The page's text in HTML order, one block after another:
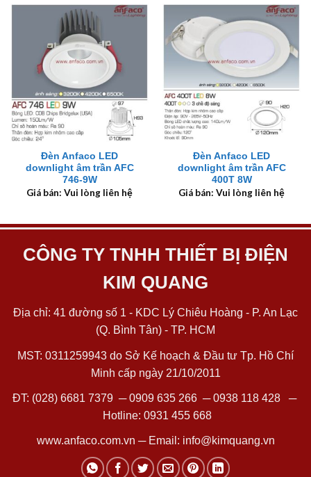
Đèn Anfaco LED
downlight âm trần AFC
746-9W
Giá bán: Vui lòng liên hệ
Đèn Anfaco LED
downlight âm trần AFC
400T 8W
Giá bán: Vui lòng liên hệ
CÔNG TY TNHH THIẾT BỊ ĐIỆN
KIM QUANG
Địa chỉ: 41 đường số 1 - KDC Lý Chiêu Hoàng - P. An Lạc
(Q. Bình Tân) - TP. HCM
MST: 0311259943 do Sở Kế hoạch & Đầu tư Tp. Hồ Chí
Minh cấp ngày 21/10/2011
ĐT: (028) 6681 7379 ─0909 635 266─0938 118 428─
Hotline: 0931 455 668
www.anfaco.com.vn ─ Email: info@kimquang.vn